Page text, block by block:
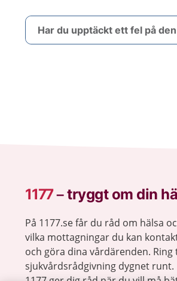
Har du upptäckt ett fel på
1177–tryggt om din
På 1177.se får du råd om hälsa
vilka mottagningar du kan
och göra dina vårdärenden.
sjukvårdsrådgivning dygnet runt.